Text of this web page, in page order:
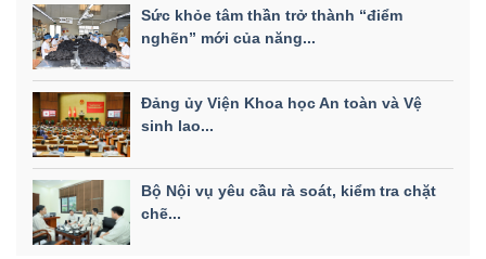
Sức khỏe tâm thần trở thành “điểm
nghẽn” mới của năng...
Đảng ủy Viện Khoa học An toàn và Vệ
sinh lao...
Bộ Nội vụ yêu cầu rà soát, kiểm tra chặt
chẽ...